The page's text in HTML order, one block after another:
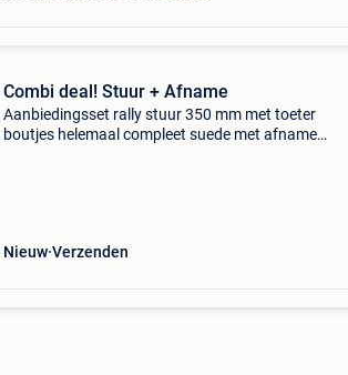
Combi deal! Stuur + Afname
Aanbiedingsset rally stuur 350 mm met toeter
boutjes helemaal compleet suede met afname
Nieuw Verzenden